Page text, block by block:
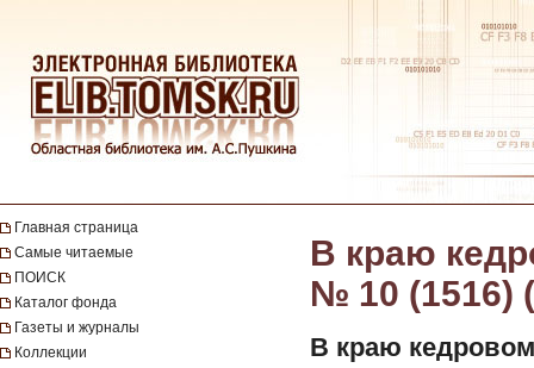
Главная страница
Самые читаемые
ПОИСК
Каталог фонда
Газеты и журналы
Коллекции
В краю
№ 10 (1516)
В краю